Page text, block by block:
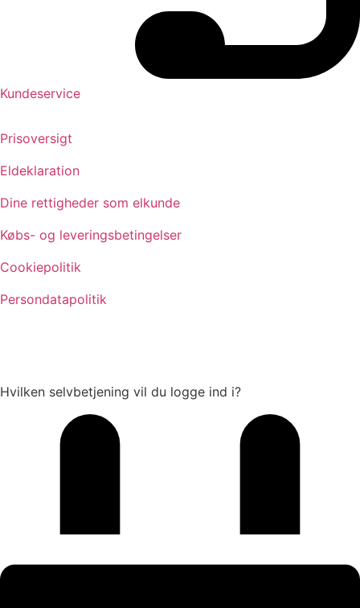
Kundeservice
Prisoversigt
Eldeklaration
Dine rettigheder som elkunde
Købs- og leveringsbetingelser
Cookiepolitik
Persondatapolitik
Hvilken selvbetjening vil du logge ind i?